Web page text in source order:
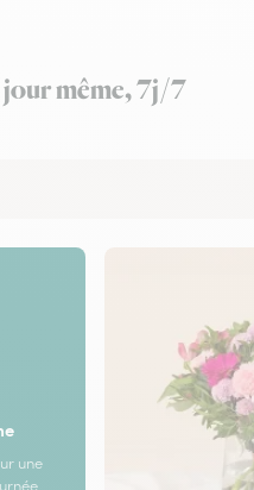
même, 7j/7
une